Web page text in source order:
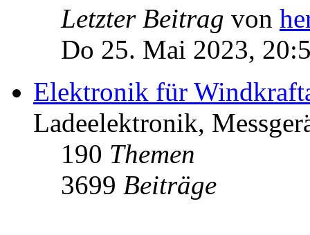
Letzter Beitrag von
Do 25. Mai 2023,
Elektronik für
Ladeelektronik,
190 Themen
3699 Beiträge